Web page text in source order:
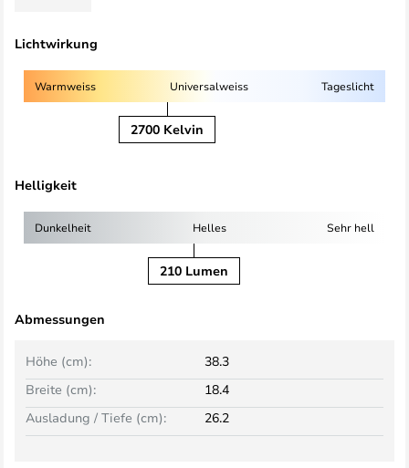
Lichtwirkung
Warmweiss Universalweiss Tageslicht
2700 Kelvin
Helligkeit
Dunkelheit Helles Sehr hell
210 Lumen
Abmessungen
Breite (cm): 18.4
Höhe (cm): 38.3
Ausladung / Tiefe (cm): 26.2